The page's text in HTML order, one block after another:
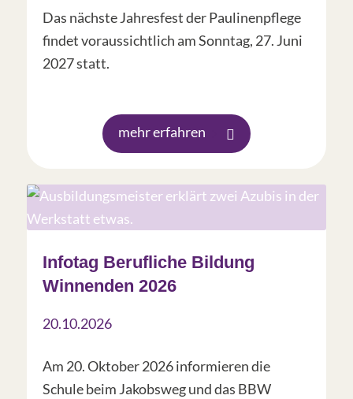
Das nächste Jahresfest der Paulinenpflege
findet voraussichtlich am Sonntag, 27. Juni
2027 statt.
mehr erfahren
Infotag Berufliche Bildung
Winnenden 2026
20.10.2026
Am 20. Oktober 2026 informieren die
Schule beim Jakobsweg und das BBW